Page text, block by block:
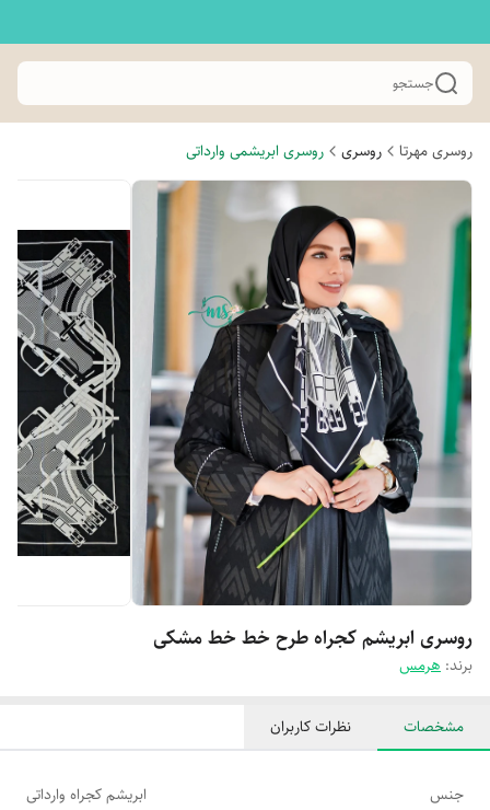
جستجو
روسری مهرتا روسری روسری ابریشمی وارداتی
روسری ابریشم کجراه طرح خط خط مشکی
برند: هرمس
مشخصات نظرات کاربران
جنس ابریشم کجراه وارداتی